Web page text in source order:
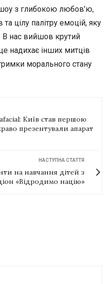
з глибокою любов’ю,
цілу палітру емоцій, яку
нас вийшов крутий
надихає інших митців
морального стану
Київ став першою
презентували апарат
НАСТУПНА СТАТТЯ
на навчання дітей з
«Відродимо націю»